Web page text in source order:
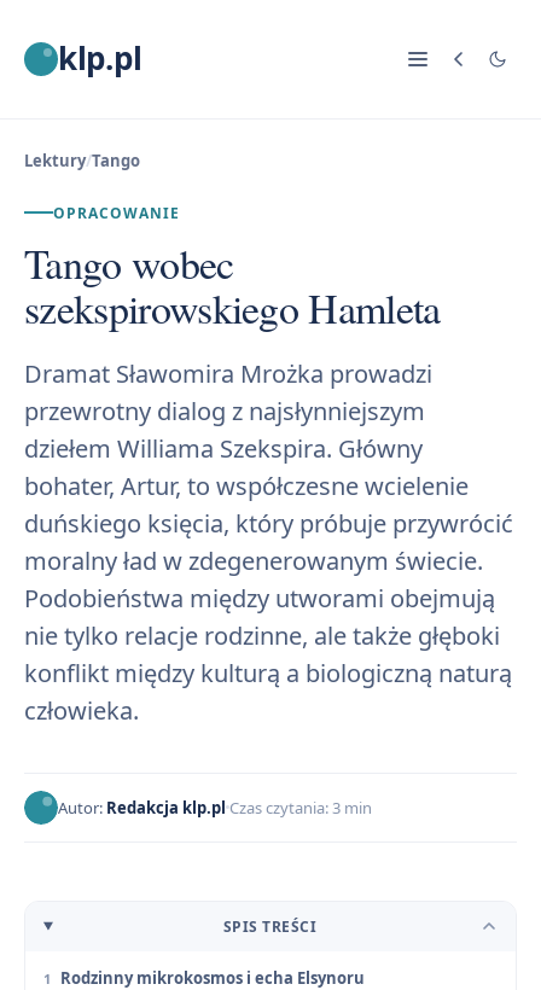
klp.pl
Lektury/Tango
OPRACOWANIE
Tango wobec
szekspirowskiego Hamleta
Dramat Sławomira Mrożka prowadzi
przewrotny dialog z najsłynniejszym
dziełem Williama Szekspira. Główny
bohater, Artur, to współczesne wcielenie
duńskiego księcia, który próbuje przywrócić
moralny ład w zdegenerowanym świecie.
Podobieństwa między utworami obejmują
nie tylko relacje rodzinne, ale także głęboki
konflikt między kulturą a biologiczną naturą
człowieka.
Autor: Redakcja klp.pl Czas czytania: 3 min
SPIS TREŚCI
Rodzinny mikrokosmos i echa Elsynoru